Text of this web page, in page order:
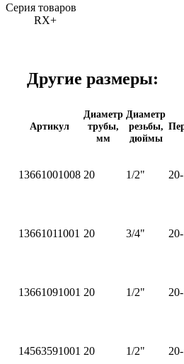
Серия товаров
RX+
Другие размеры:
Артикул
Диаметр
трубы,
мм
Диаметр
резьбы,
дюймы
13661001008 20 1/2"
13661011001 20 3/4"
13661091001 20 1/2"
14563591001 20 1/2"